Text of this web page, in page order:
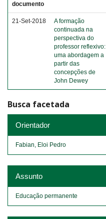
documento
21-Set-2018
A formação
continuada na
perspectiva do
professor reflexivo:
uma abordagem a
partir das
concepções de
John Dewey
Busca facetada
Orientador
Fabian, Eloi Pedro
Assunto
Educação permanente